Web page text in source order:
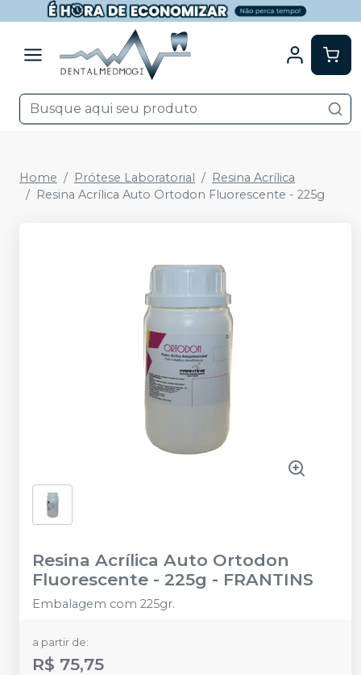
Home Prótese Laboratorial
Resina Acrílica
Resina Acrílica Auto Ortodon Fluorescente - 225g
Resina Acrílica Auto Ortodon
Fluorescente - 225g - FRANTINS
Embalagem com 225gr.
a partir de:
R$ 75,75